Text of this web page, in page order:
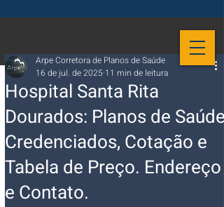
Hospital Santa Rita
Dourados: Planos de Saúde
Credenciados, Cotação e
Tabela de Preço. Endereço
e Contato.
Arpe Corretora de Planos de Saúde
16 de jul. de 2025 11 min de leitura